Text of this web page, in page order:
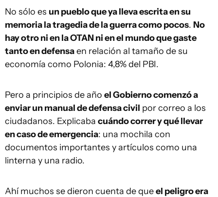
No sólo es un pueblo que ya lleva escrita en su
memoria la tragedia de la guerra como pocos. No
hay otro ni en la OTAN ni en el mundo que gaste
tanto en defensaen relación al tamaño de su
economía como Polonia: 4,8% del PBI.
Pero a principios de año el Gobierno comenzó a
enviar un manual de defensa civil por correo a los
ciudadanos. Explicaba cuándo correr y qué llevar
en caso de emergencia: una mochila con
documentos importantes y artículos como una
linterna y una radio.
Ahí muchos se dieron cuenta de queel peligro era